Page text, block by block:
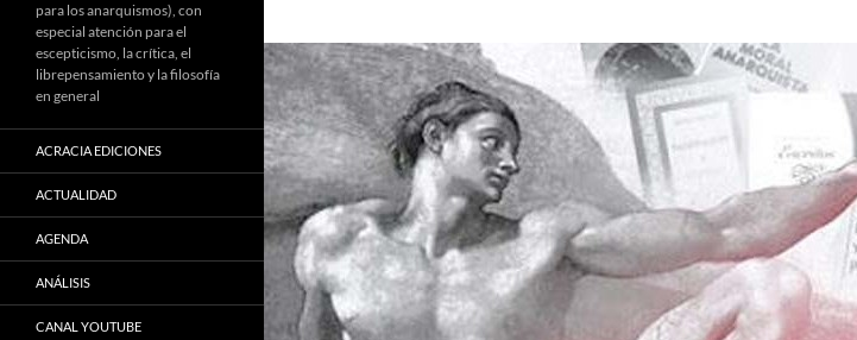
para los anarquismos), con
especial atención para el
escepticismo, la crítica, el
librepensamiento y la filosofía
en general
ACRACIA EDICIONES
ACTUALIDAD
AGENDA
ANÁLISIS
CANAL YOUTUBE